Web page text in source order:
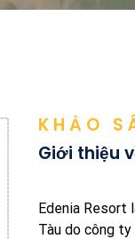
KHẢO
Giới thiệu
Edenia Resort
Tàu do công ty